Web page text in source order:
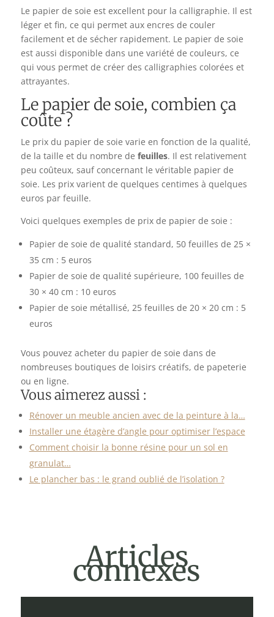
Le papier de soie est excellent pour la calligraphie. Il est
léger et fin, ce qui permet aux encres de couler
facilement et de sécher rapidement. Le papier de soie
est aussi disponible dans une variété de couleurs, ce
qui vous permet de créer des calligraphies colorées et
attrayantes.
Le papier de soie, combien ça
coûte ?
Le prix du papier de soie varie en fonction de la qualité,
de la taille et du nombre de feuilles. Il est relativement
peu coûteux, sauf concernant le véritable papier de
soie. Les prix varient de quelques centimes à quelques
euros par feuille.
Voici quelques exemples de prix de papier de soie :
Papier de soie de qualité standard, 50 feuilles de 25 ×
35 cm : 5 euros
Papier de soie de qualité supérieure, 100 feuilles de
30 × 40 cm : 10 euros
Papier de soie métallisé, 25 feuilles de 20 × 20 cm : 5
euros
Vous pouvez acheter du papier de soie dans de
nombreuses boutiques de loisirs créatifs, de papeterie
ou en ligne.
Vous aimerez aussi :
Rénover un meuble ancien avec de la peinture à la…
Installer une étagère d’angle pour optimiser l’espace
Comment choisir la bonne résine pour un sol en
granulat…
Le plancher bas : le grand oublié de l’isolation ?
Articles
connexes